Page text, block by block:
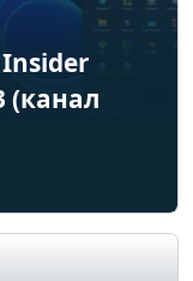
(канал